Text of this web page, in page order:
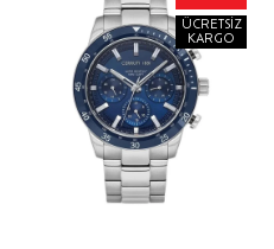
ÜCRETSIZ
KARGO